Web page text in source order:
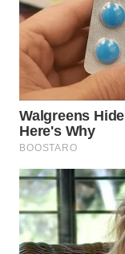
WN
SULSEL
WN
GORONTALO
WN
SULUT
WN
MALUKU
WN